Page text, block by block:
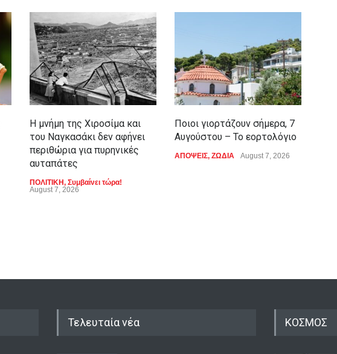
Η μνήμη της Χιροσίμα και
του Ναγκασάκι δεν αφήνει
περιθώρια για πυρηνικές
αυταπάτες
ΠΟΛΙΤΙΚΗ, Συμβαίνει τώρα!
August 7, 2026
Ποιοι γιορτάζουν σήμερα, 7
Αυγούστου – Το εορτολόγιο
ΑΠΟΨΕΙΣ, ΖΩΔΙΑ August 7, 2026
Τελευταία νέα ΚΟΣΜΟΣ